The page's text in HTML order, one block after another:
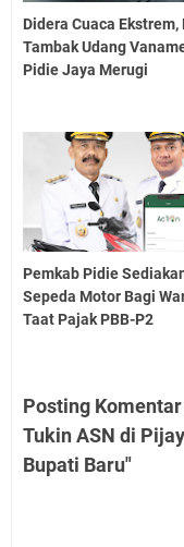
Didera Cuaca Ekstrem,
Tambak Udang
Pidie Jaya Merugi
Pemkab Pidie
Sepeda Motor Bagi
Taat Pajak PBB-P2
Posting
Tukin ASN di
Bupati Baru"